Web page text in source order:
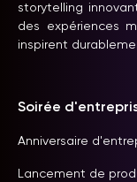
storytelling
des expériences
inspirent
Soirée
Anniversaire
Lancement de